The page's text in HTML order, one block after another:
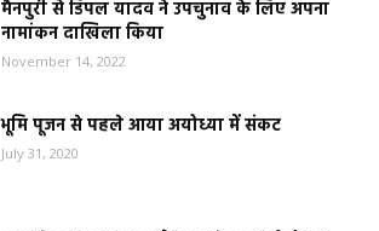
मैनपुरी से डिंपल यादव ने उपचुनाव के लिए अपना
नामांकन दाखिला किया
November 14, 2022
भूमि पूजन से पहले आया अयोध्या में संकट
July 31, 2020